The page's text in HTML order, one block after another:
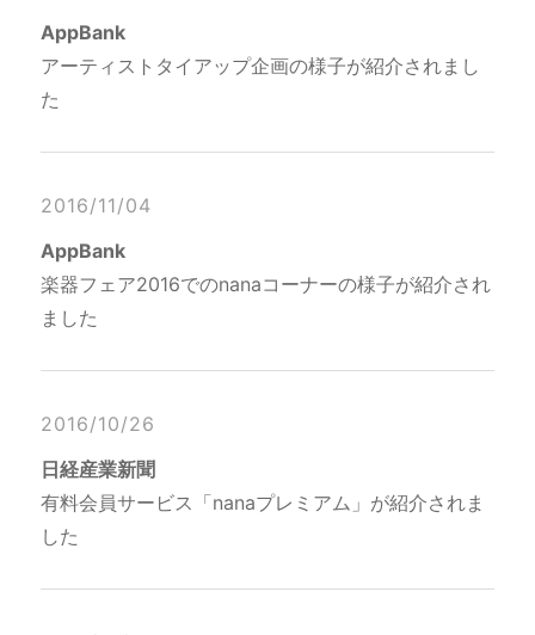
AppBank
アーティストタイアップ企画の様子が紹介されまし
た
2016/11/04
AppBank
楽器フェア2016でのnanaコーナーの様子が紹介され
ました
2016/10/26
日経産業新聞
有料会員サービス「nanaプレミアム」が紹介されま
した